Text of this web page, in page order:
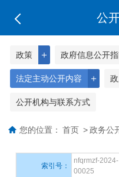
公
＋
政策 政府信息公开
＋
法定主动公开内容
公开机构与联系方式
您的位置： 首页 > 政务公
索引号：
nfqrmzf-2024-
00025